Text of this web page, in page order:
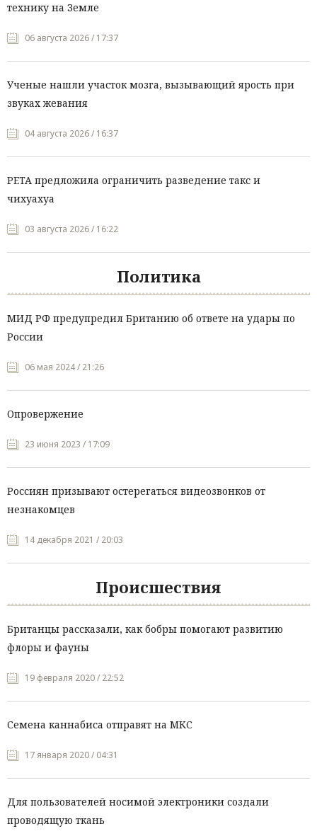
технику на Земле
06 августа 2026 / 17:37
Ученые нашли участок мозга, вызывающий ярость при
звуках жевания
04 августа 2026 / 16:37
PETA предложила ограничить разведение такс и
чихуахуа
03 августа 2026 / 16:22
Политика
МИД РФ предупредил Британию об ответе на удары по
России
06 мая 2024 / 21:26
Опровержение
23 июня 2023 / 17:09
Россиян призывают остерегаться видеозвонков от
незнакомцев
14 декабря 2021 / 20:03
Происшествия
Британцы рассказали, как бобры помогают развитию
флоры и фауны
19 февраля 2020 / 22:52
Семена каннабиса отправят на МКС
17 января 2020 / 04:31
Для пользователей носимой электроники создали
проводящую ткань